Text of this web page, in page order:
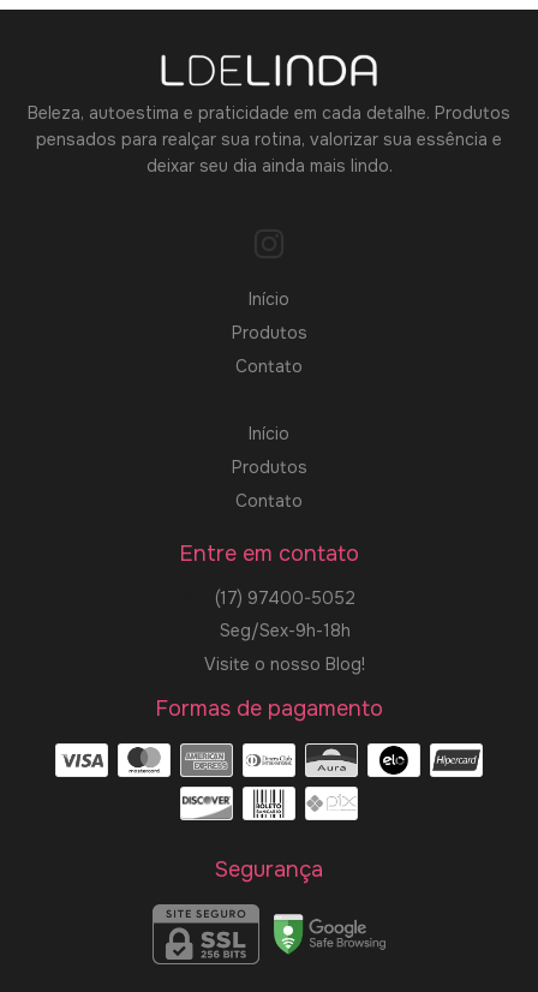
Beleza, autoestima e praticidade em cada detalhe. Produtos
pensados para realçar sua rotina, valorizar sua essência e
deixar seu dia ainda mais lindo.
Início
Produtos
Contato
Início
Produtos
Contato
Entre em contato
(17) 97400-5052
Seg/Sex-9h-18h
Visite o nosso Blog!
Formas de pagamento
Segurança